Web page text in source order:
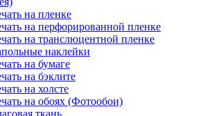
на пленке
на перфорированной пленке
на транслюцентной пленке
наклейки
на бумаге
на бэклите
на холсте
на обоях (Фотообои)
ткань